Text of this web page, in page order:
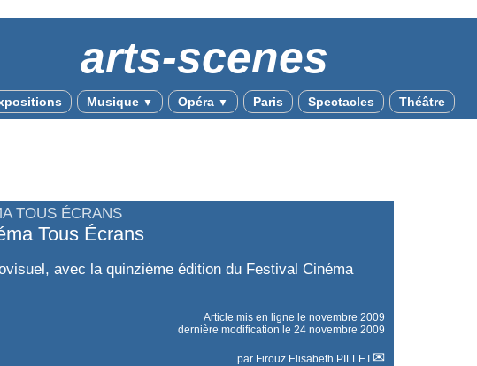
arts-scenes
Musique ▼ Opéra ▼ Paris Spectacles Théâtre
TOUS ÉCRANS
Tous Écrans
avec la quinzième édition du Festival Cinéma
Article mis en ligne le novembre 2009
dernière modification le 24 novembre 2009
par Firouz Elisabeth PILLET